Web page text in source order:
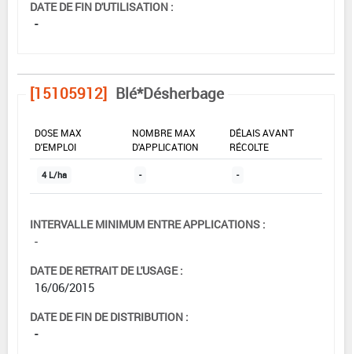
DATE DE FIN D'UTILISATION :
-
[15105912] Blé*Désherbage
DOSE MAX
D'EMPLOI
NOMBRE MAX
D'APPLICATION
DÉLAIS AVANT
RÉCOLTE
4 L/ha - -
INTERVALLE MINIMUM ENTRE APPLICATIONS :
-
DATE DE RETRAIT DE L'USAGE :
16/06/2015
DATE DE FIN DE DISTRIBUTION :
-